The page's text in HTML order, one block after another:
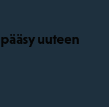
uuteen